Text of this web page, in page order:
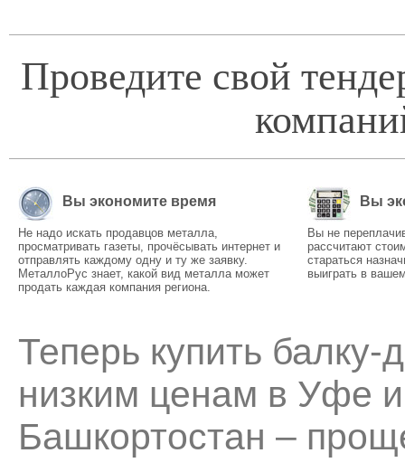
Проведите свой
Вы экономите время
Не надо искать продавцов металла,
просматривать газеты, прочёсывать интернет и
отправлять каждому одну и ту же заявку.
МеталлоРус знает, какой вид металла может
продать каждая компания региона.
Вы
Вы не
рассчитают
стараться
выиграть в
Теперь купить
низким ценам в Уфе
Башкортостан –